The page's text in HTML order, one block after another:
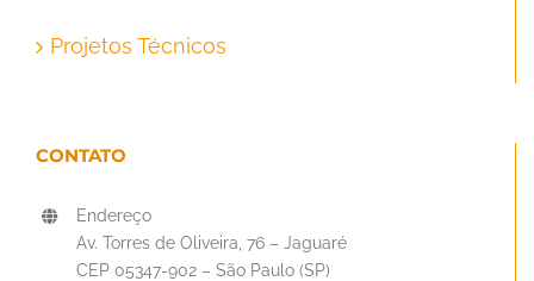
Projetos Técnicos
CONTATO
Endereço
Av. Torres de Oliveira, 76 – Jaguaré
CEP 05347-902 – São Paulo (SP)